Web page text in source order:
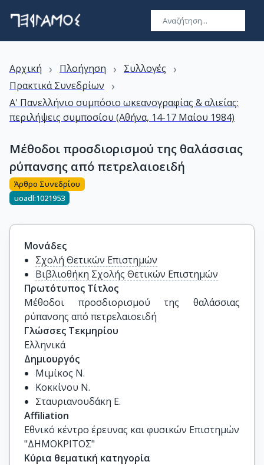
Αρχική › Πλοήγηση › Συλλογές ›
Πρακτικά Συνεδρίων ›
Α' Πανελλήνιο συμπόσιο ωκεανογραφίας & αλιείας:
περιλήψεις συμποσίου (Αθήνα, 14-17 Μαίου 1984)
Μέθοδοι προσδιορισμού της θαλάσσιας
ρύπανσης από πετρελαιοειδή
Άρθρο Συνεδρίου
uoadl:1021953
Μονάδες
Σχολή Θετικών Επιστημών
Βιβλιοθήκη Σχολής Θετικών Επιστημών
Πρωτότυπος Τίτλος
Μέθοδοι προσδιορισμού της θαλάσσιας
ρύπανσης από πετρελαιοειδή
Γλώσσες Τεκμηρίου
Ελληνικά
Δημιουργός
Μιμίκος Ν.
Κοκκίνου Ν.
Σταυριανουδάκη Ε.
Affiliation
Εθνικό κέντρο έρευνας και φυσικών Επιστημών
"ΔΗΜΟΚΡΙΤΟΣ"
Κύρια θεματική κατηγορία